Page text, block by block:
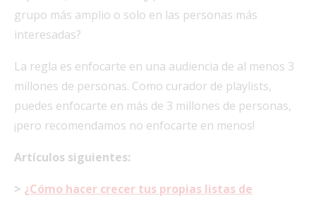
grupo más amplio o solo en las personas más
interesadas?
La regla es enfocarte en una audiencia de al menos 3
millones de personas. Como curador de playlists,
puedes enfocarte en más de 3 millones de personas,
¡pero recomendamos no enfocarte en menos!
Artículos siguientes:
> ¿Cómo hacer crecer tus propias listas de